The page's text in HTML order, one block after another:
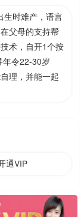
生时难产，语言
父母的支持帮
术，自开1个按
年令22-30岁
理，并能一起
通VIP